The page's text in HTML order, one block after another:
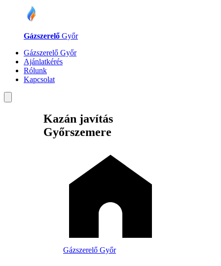
Gázszerelő Győr
Gázszerelő Győr
Ajánlatkérés
Rólunk
Kapcsolat
Kazán javítás
Győrszemere
Gázszerelő Győr